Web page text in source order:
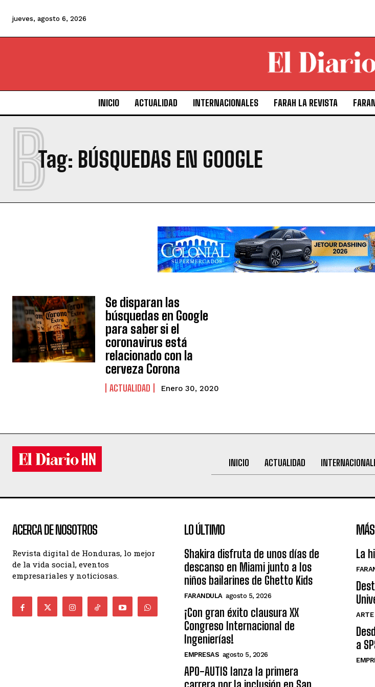
jueves, agosto 6, 2026
INICIO ACTUALIDAD INTERNACIONALES FARAH LA REVISTA
Tag: BÚSQUEDAS EN GOOGLE
B
Se disparan las
búsquedas en Google
para saber si el
coronavirus está
relacionado con la
cerveza Corona
ACTUALIDAD Enero 30, 2020
INICIO ACTUALIDAD
ACERCA DE NOSOTROS
Revista digital de Honduras, lo mejor
de la vida social, eventos
empresariales y noticiosas.
LO ÚLTIMO
Shakira disfruta de unos días de
descanso en Miami junto a los
niños bailarines de Ghetto Kids
FARANDULA agosto 5, 2026
¡Con gran éxito clausura XX
Congreso Internacional de
Ingenierías!
EMPRESAS agosto 5, 2026
APO-AUTIS lanza la primera
La
ARTE
a